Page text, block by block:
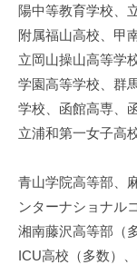
mayuko
陽中等教育学校、
附属福山高校、甲
立岡山操山高等学
学園高等学校、群
学校、函館高専、
立浦和第一女子高
青山学院高等部、
ンターナショナル
湘南藤沢高等部（
ICU高校（多数）